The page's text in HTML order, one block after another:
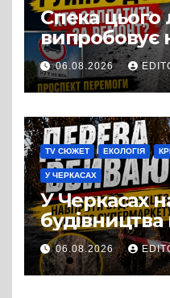
Спека цього
випробовує
лише
Черкас
06.08.2026
TV СЮЖЕТ ЕКОЛОГІЯ
У ЧЕРКАСАХ
У Черкасах
будівництва
проспекті
дерева. І це
06.08.2026